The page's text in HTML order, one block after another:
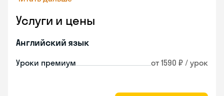
Услуги и цены
Английский язык
Уроки премиум от 1590 ₽ / урок